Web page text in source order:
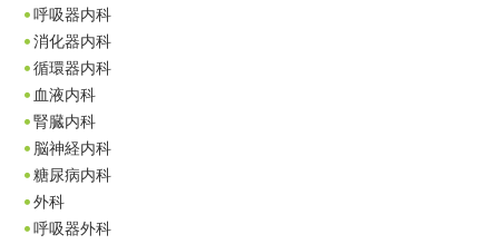
呼吸器内科
消化器内科
循環器内科
血液内科
腎臓内科
脳神経内科
糖尿病内科
外科
呼吸器外科